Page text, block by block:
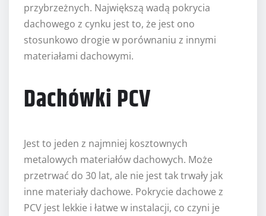
przybrzeżnych. Największą wadą pokrycia
dachowego z cynku jest to, że jest ono
stosunkowo drogie w porównaniu z innymi
materiałami dachowymi.
Dachówki PCV
Jest to jeden z najmniej kosztownych
metalowych materiałów dachowych. Może
przetrwać do 30 lat, ale nie jest tak trwały jak
inne materiały dachowe. Pokrycie dachowe z
PCV jest lekkie i łatwe w instalacji, co czyni je